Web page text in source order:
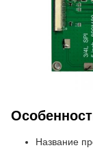
Название